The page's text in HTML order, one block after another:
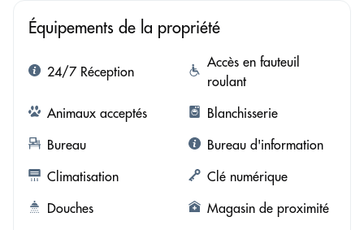
Équipements de la propriété
24/7 Réception
Accès en fauteuil
roulant
Animaux acceptés
Blanchisserie
Bureau
Bureau d'information
Climatisation
Clé numérique
Douches
Magasin de proximité